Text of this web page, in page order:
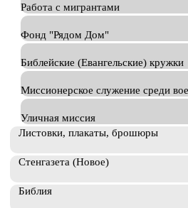
Работа с мигрантами
Фонд "Рядом Дом"
Библейские (Евангельские) кружки
Миссионерское служение среди
Уличная миссия
Листовки, плакаты, брошюры
Стенгазета (Новое)
Библия